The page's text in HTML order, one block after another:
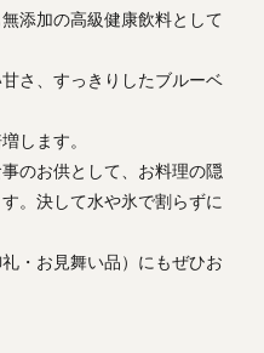
添加の高級健康飲料として
さ、すっきりしたブルーベ
します。
のお供として、お料理の隠
。決して水や氷で割らずに
・お見舞い品）にもぜひお